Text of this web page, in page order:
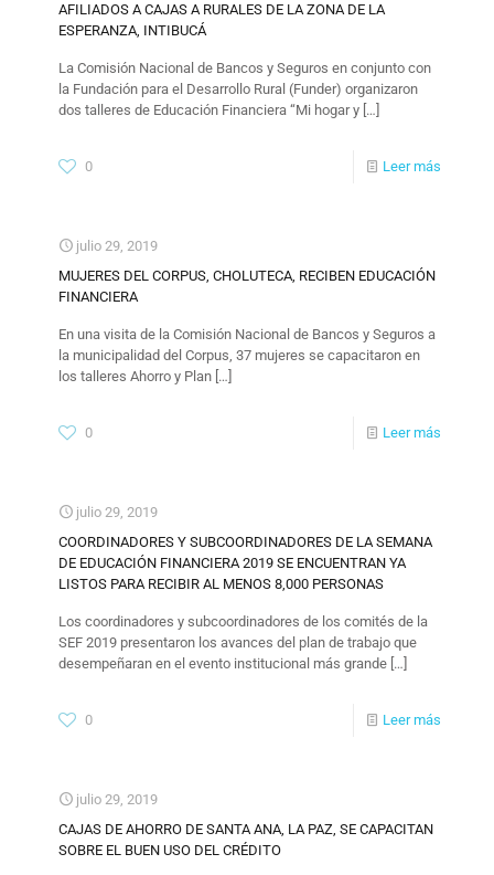
AFILIADOS A CAJAS A RURALES DE LA ZONA DE LA
ESPERANZA, INTIBUCÁ
La Comisión Nacional de Bancos y Seguros en conjunto con
la Fundación para el Desarrollo Rural (Funder) organizaron
dos talleres de Educación Financiera “Mi hogar y […]
0 Leer más
julio 29, 2019
MUJERES DEL CORPUS, CHOLUTECA, RECIBEN EDUCACIÓN
FINANCIERA
En una visita de la Comisión Nacional de Bancos y Seguros a
la municipalidad del Corpus, 37 mujeres se capacitaron en
los talleres Ahorro y Plan […]
0 Leer más
julio 29, 2019
COORDINADORES Y SUBCOORDINADORES DE LA SEMANA
DE EDUCACIÓN FINANCIERA 2019 SE ENCUENTRAN YA
LISTOS PARA RECIBIR AL MENOS 8,000 PERSONAS
Los coordinadores y subcoordinadores de los comités de la
SEF 2019 presentaron los avances del plan de trabajo que
desempeñaran en el evento institucional más grande […]
0 Leer más
julio 29, 2019
CAJAS DE AHORRO DE SANTA ANA, LA PAZ, SE CAPACITAN
SOBRE EL BUEN USO DEL CRÉDITO